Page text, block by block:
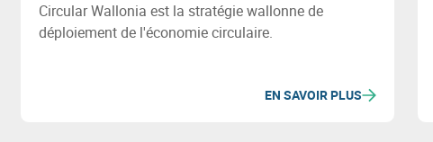
Circular Wallonia est la stratégie wallonne de
déploiement de l'économie circulaire.
EN SAVOIR PLUS